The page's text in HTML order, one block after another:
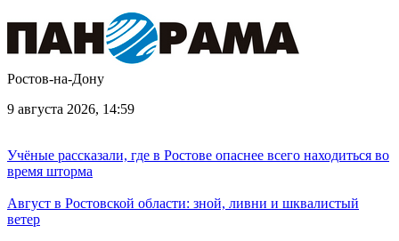
Ростов-на-Дону
9 августа 2026, 14:59
Учёные рассказали, где в Ростове опаснее всего находиться во
время шторма
Август в Ростовской области: зной, ливни и шквалистый
ветер